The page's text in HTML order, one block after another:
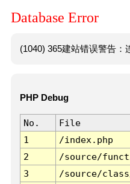
Database Error
(1040) 365建站错误警告：
PHP Debug
No. File
1
/index.php
2
/source/
3
/source/